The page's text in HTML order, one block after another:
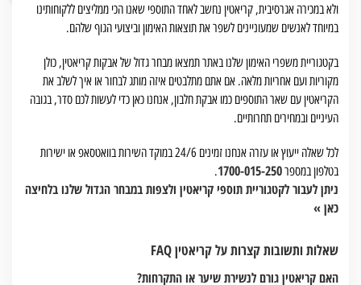
ולא במכירה אגרסיבית, קריאטין נחשב לאחד התוספי שאנו הכי ממליצים ללקוחותינו
במיוחד לאנשים שמעוניינים לשפר את תוצאות האימון וביצועי הגוף שלהם.
בקטגוריית משפרי האימון שלנו באתר תמצאו מבחר גדול של אבקות קריאטין, כולן
מקוריות ועם אחריות מלאה. אם אתם מתלבטים איזה מותג לבחור או איך לשלב את
הקריאטין עם שאר התוספים כמו אבקת חלבון, אנחנו כאן כדי לעשות לכם סדר, בגובה
העיניים ובמחירים תחרותיים.
לכל שאלה ייעוץ או עזרה אנחנו זמינים 24/6 במוקד השירות בוואטסאפ או ישירות
בטלפון במספר1700-015-250
.
ניתן לעבור לקטגוריית תוספי קריאטין ולצפות במבחר הגדול שלנו בלחיצה
כאן »
שאלות ותשובות קצרות על קריאטין FAQ
האם קריאטין גורם לנשירת שיער או התקרחות?